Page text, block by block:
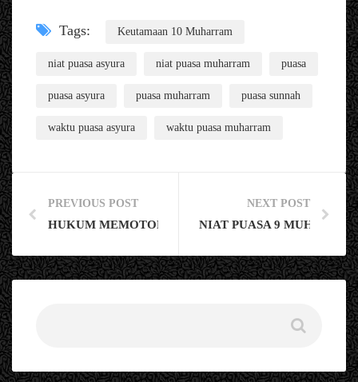
Tags: Keutamaan 10 Muharram
niat puasa asyura niat puasa muharram puasa
puasa asyura puasa muharram puasa sunnah
waktu puasa asyura waktu puasa muharram
PREVIOUS POST
HUKUM MEMOTONG KUKU SAAT PUASA YANG
NEXT POST
NIAT PUASA 9